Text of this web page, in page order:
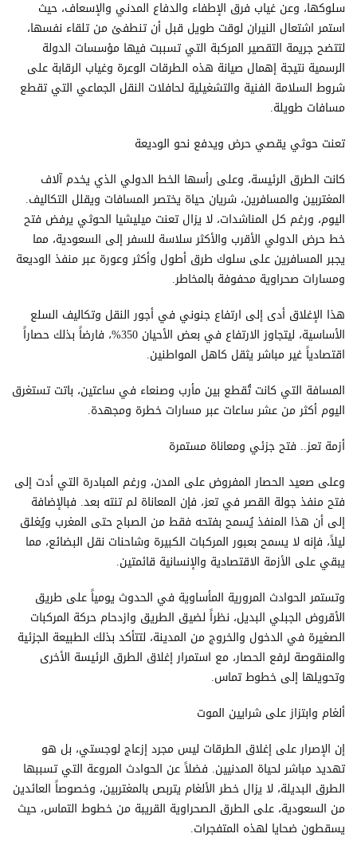
سلوكها، وعن غياب فرق الإطفاء والدفاع المدني والإسعاف، حيث
استمر اشتعال النيران لوقت طويل قبل أن تنطفئ من تلقاء نفسها،
لتتضح جريمة التقصير المركبة التي تسببت فيها مؤسسات الدولة
الرسمية نتيجة إهمال صيانة هذه الطرقات الوعرة وغياب الرقابة على
شروط السلامة الفنية والتشغيلية لحافلات النقل الجماعي التي تقطع
مسافات طويلة.
تعنت حوثي يقصي حرض ويدفع نحو الوديعة
كانت الطرق الرئيسة، وعلى رأسها الخط الدولي الذي يخدم آلاف
المغتربين والمسافرين، شريان حياة يختصر المسافات ويقلل التكاليف.
اليوم، ورغم كل المناشدات، لا يزال تعنت ميليشيا الحوثي يرفض فتح
خط حرض الدولي الأقرب والأكثر سلاسة للسفر إلى السعودية، مما
يجبر المسافرين على سلوك طرق أطول وأكثر وعورة عبر منفذ الوديعة
ومسارات صحراوية محفوفة بالمخاطر.
هذا الإغلاق أدى إلى ارتفاع جنوني في أجور النقل وتكاليف السلع
الأساسية، ليتجاوز الارتفاع في بعض الأحيان 350%، فارضاً بذلك حصاراً
اقتصادياً غير مباشر يثقل كاهل المواطنين.
المسافة التي كانت تُقطع بين مأرب وصنعاء في ساعتين، باتت تستغرق
اليوم أكثر من عشر ساعات عبر مسارات خطرة ومجهدة.
أزمة تعز.. فتح جزئي ومعاناة مستمرة
وعلى صعيد الحصار المفروض على المدن، ورغم المبادرة التي أدت إلى
فتح منفذ جولة القصر في تعز، فإن المعاناة لم تنته بعد. فبالإضافة
إلى أن هذا المنفذ يُسمح بفتحه فقط من الصباح حتى المغرب ويُغلق
ليلاً، فإنه لا يسمح بعبور المركبات الكبيرة وشاحنات نقل البضائع، مما
يبقي على الأزمة الاقتصادية والإنسانية قائمتين.
وتستمر الحوادث المرورية المأساوية في الحدوث يومياً على طريق
الأقروض الجبلي البديل، نظراً لضيق الطريق وازدحام حركة المركبات
الصغيرة في الدخول والخروج من المدينة، لتتأكد بذلك الطبيعة الجزئية
والمنقوصة لرفع الحصار، مع استمرار إغلاق الطرق الرئيسة الأخرى
وتحويلها إلى خطوط تماس.
ألغام وابتزاز على شرايين الموت
إن الإصرار على إغلاق الطرقات ليس مجرد إزعاج لوجستي، بل هو
تهديد مباشر لحياة المدنيين. فضلاً عن الحوادث المروعة التي تسببها
الطرق البديلة، لا يزال خطر الألغام يتربص بالمغتربين، وخصوصاً العائدين
من السعودية، على الطرق الصحراوية القريبة من خطوط التماس، حيث
يسقطون ضحايا لهذه المتفجرات.